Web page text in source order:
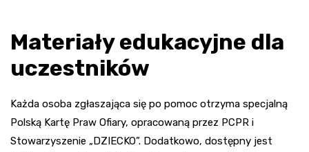
Materiały edukacyjne dla
uczestników
Każda osoba zgłaszająca się po pomoc otrzyma specjalną
Polską Kartę Praw Ofiary, opracowaną przez PCPR i
Stowarzyszenie „DZIECKO”. Dodatkowo, dostępny jest